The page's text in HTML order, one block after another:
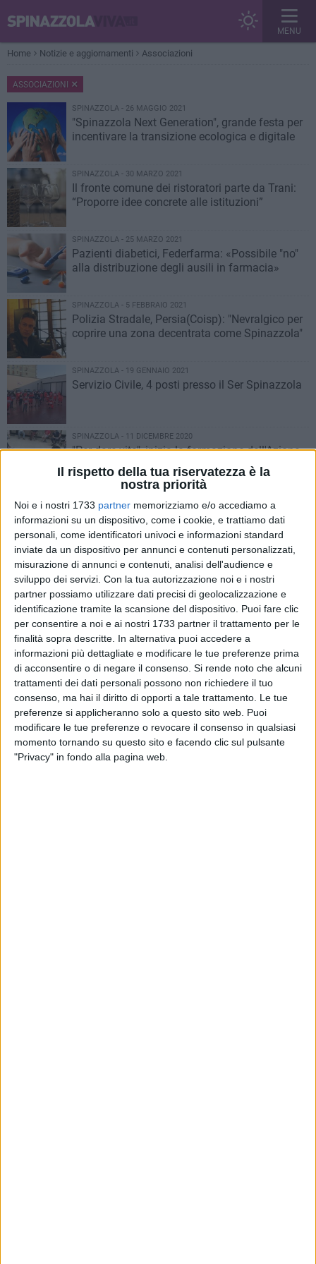
Il rispetto della tua riservatezza è la
nostra priorità
Noi e i nostri 1733 partner memorizziamo e/o accediamo a
informazioni su un dispositivo, come i cookie, e trattiamo dati
personali, come identificatori univoci e informazioni standard
inviate da un dispositivo per annunci e contenuti personalizzati,
misurazione di annunci e contenuti, analisi dell'audience e
sviluppo dei servizi. Con la tua autorizzazione noi e i nostri
partner possiamo utilizzare dati precisi di geolocalizzazione e
identificazione tramite la scansione del dispositivo. Puoi fare clic
per consentire a noi e ai nostri 1733 partner il trattamento per le
finalità sopra descritte. In alternativa puoi accedere a
informazioni più dettagliate e modificare le tue preferenze prima
di acconsentire o di negare il consenso. Si rende noto che alcuni
trattamenti dei dati personali possono non richiedere il tuo
consenso, ma hai il diritto di opporti a tale trattamento. Le tue
preferenze si applicheranno solo a questo sito web. Puoi
modificare le tue preferenze o revocare il consenso in qualsiasi
momento tornando su questo sito e facendo clic sul pulsante
"Privacy" in fondo alla pagina web.
MENU
Home Notizie e aggiornamenti Associazioni
ASSOCIAZIONI
SPINAZZOLA - 26 MAGGIO 2021
"Spinazzola Next Generation", grande festa per
incentivare la transizione ecologica e digitale
SPINAZZOLA - 30 MARZO 2021
Il fronte comune dei ristoratori parte da Trani:
“Proporre idee concrete alle istituzioni”
SPINAZZOLA - 25 MARZO 2021
Pazienti diabetici, Federfarma: «Possibile "no"
alla distribuzione degli ausili in farmacia»
SPINAZZOLA - 5 FEBBRAIO 2021
Polizia Stradale, Persia(Coisp): "Nevralgico per
coprire una zona decentrata come Spinazzola"
SPINAZZOLA - 19 GENNAIO 2021
Servizio Civile, 4 posti presso il Ser Spinazzola
SPINAZZOLA - 11 DICEMBRE 2020
"Per dare vita", inizia la formazione dell'Azione
Cattolica giovani
SPINAZZOLA - 13 OTTOBRE 2020
"La relazione d'aiuto", corso di formazione per
volontari
SPINAZZOLA - 3 OTTOBRE 2020
Immagina il Volontariato, il CSV San Nicola
chiama a raccolta i giovani creativi
SPINAZZOLA - 21 SETTEMBRE 2020
CSV San Nicola, sportello operativo per
accogliere i volontari
SPINAZZOLA - 14 SETTEMBRE 2020
Azione Cattolica Puglia, lettera aperta in
occasione delle consultazioni elettorali del 20 e
21 settembre
SPINAZZOLA - 4 SETTEMBRE 2020